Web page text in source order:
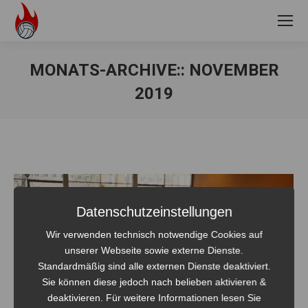
MONATS-ARCHIVE:: NOVEMBER
2019
Datenschutzeinstellungen
Wir verwenden technisch notwendige Cookies auf
unserer Webseite sowie externe Dienste.
Standardmäßig sind alle externen Dienste deaktiviert.
Sie können diese jedoch nach belieben aktivieren &
deaktivieren. Für weitere Informationen lesen Sie